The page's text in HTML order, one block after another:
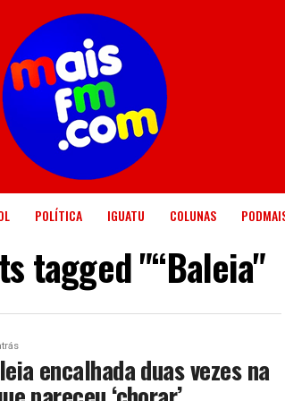
POLÍTICA IGUATU COLUNAS
tagged "“Baleia"
encalhada duas vezes na